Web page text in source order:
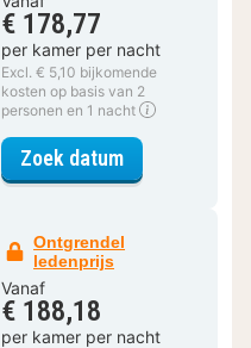
€ 178,77
per kamer per nacht
Excl. € 5,10 bijkomende
kosten op basis van 2
personen en 1 nacht
Zoek datumvoor Design
Ontgrendel
ledenprijs
Vanaf
€ 188,18
per kamer per nacht